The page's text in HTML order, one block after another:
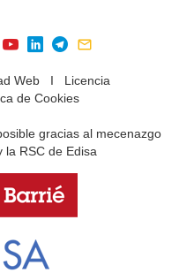
WebI Licencia
de Cookies
gracias al mecenazgo
la RSC de Edisa